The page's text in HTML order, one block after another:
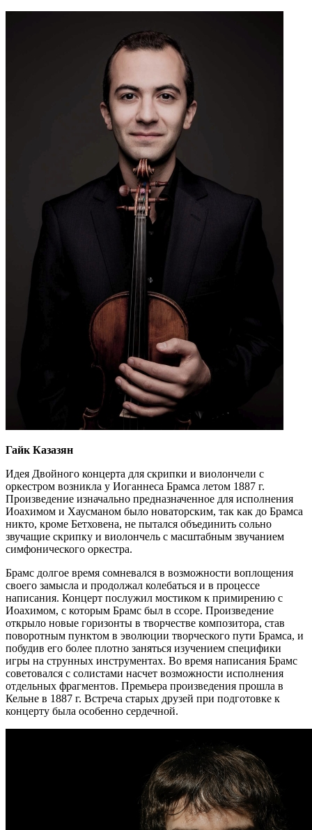
Гайк Казазян
Идея Двойного концерта для скрипки и виолончели с
оркестром возникла у Иоганнеса Брамса летом 1887 г.
Произведение изначально предназначенное для исполнения
Иоахимом и Хаусманом было новаторским, так как до Брамса
никто, кроме Бетховена, не пытался объединить сольно
звучащие скрипку и виолончель с масштабным звучанием
симфонического оркестра.
Брамс долгое время сомневался в возможности воплощения
своего замысла и продолжал колебаться и в процессе
написания. Концерт послужил мостиком к примирению с
Иоахимом, с которым Брамс был в ссоре. Произведение
открыло новые горизонты в творчестве композитора, став
поворотным пунктом в эволюции творческого пути Брамса, и
побудив его более плотно заняться изучением специфики
игры на струнных инструментах. Во время написания Брамс
советовался с солистами насчет возможности исполнения
отдельных фрагментов. Премьера произведения прошла в
Кельне в 1887 г. Встреча старых друзей при подготовке к
концерту была особенно сердечной.